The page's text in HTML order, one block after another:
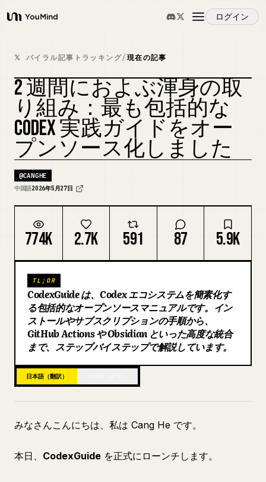
YouMind
ログイン
概要
ユースケース
スキル
プロンプト
料金
ダウンロード
ブログ
更新情報
𝕏 バイラル記事トラッキング/現在の記事
カバーをリミックス
2 週間におよぶ渾身の取
り組み：最も包括的な
CODEX 実践ガイドをオー
プンソース化しました
@CANGHE
中国語2026年5月27日
774K 2.7K 591 87 5.9K
TL;DR
CodexGuide は、Codex エコシステムを簡素化す
る包括的なオープンソースマニュアルです。イン
ストールやサブスクリプションの手順から、
GitHub Actions や Obsidian といった高度な統合
まで、ステップバイステップで解説しています。
日本語（翻訳）
みなさんこんにちは、私は Cang He です。
本日、 CodexGuide を正式にローンチします。